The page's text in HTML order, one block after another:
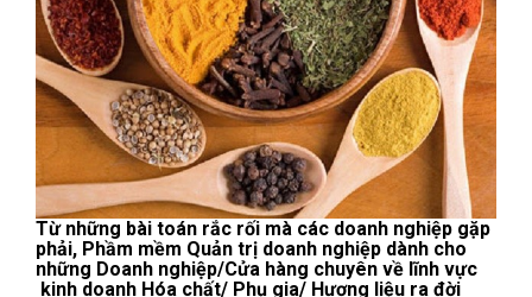
Từ những bài toán rắc rối mà các doanh nghiệp gặp
phải, Phầm mềm Quản trị doanh nghiệp dành cho
những Doanh nghiệp/Cửa hàng chuyên về lĩnh vực
kinh doanh Hóa chất/ Phụ gia/ Hương liệu ra đời